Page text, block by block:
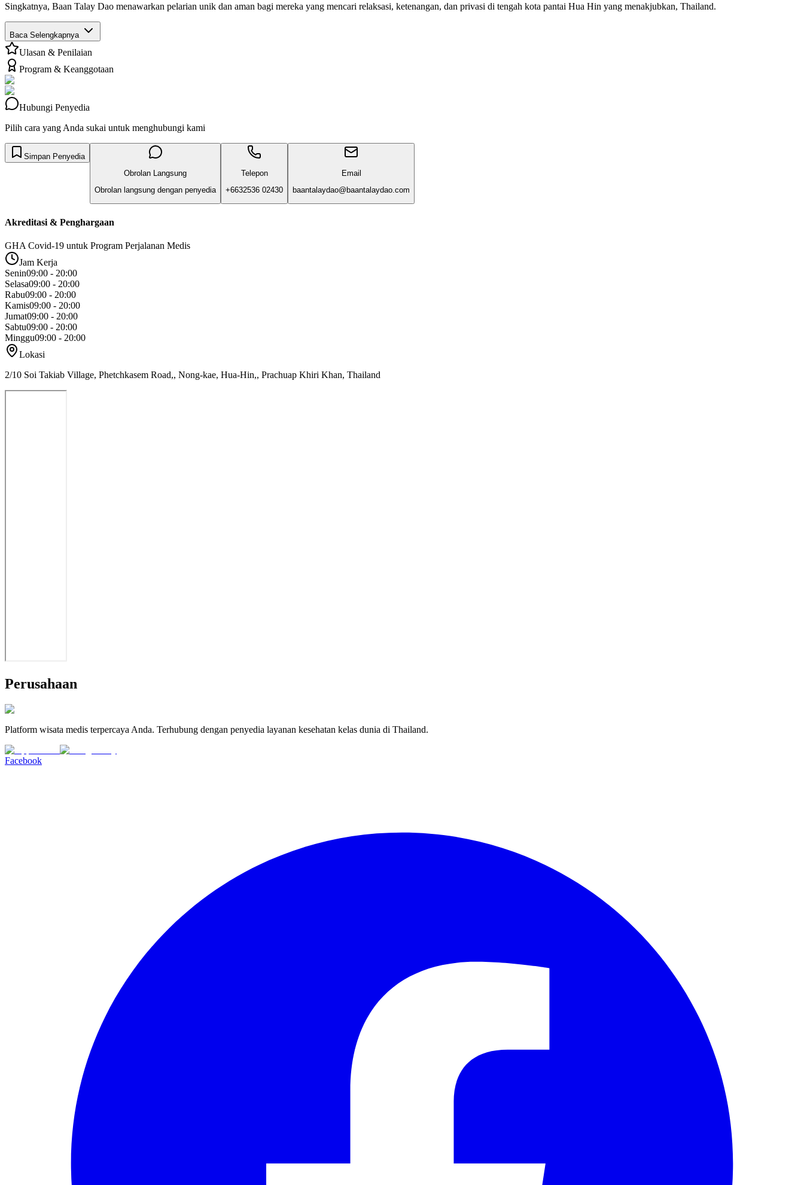
Singkatnya, Baan Talay Dao menawarkan pelarian unik dan aman bagi mereka yang mencari relaksasi, ketenangan, dan privasi di tengah kota pantai Hua Hin yang menakjubkan, Thailand.
Baca Selengkapnya
Ulasan & Penilaian
Program & Keanggotaan
Hubungi Penyedia
Pilih cara yang Anda sukai untuk menghubungi kami
Simpan Penyedia
Obrolan Langsung
Obrolan langsung dengan penyedia
Telepon
+6632536 02430
Email
baantalaydao@baantalaydao.com
Akreditasi & Penghargaan
GHA Covid-19 untuk Program Perjalanan Medis
Jam Kerja
Senin09:00 - 20:00
Selasa09:00 - 20:00
Rabu09:00 - 20:00
Kamis09:00 - 20:00
Jumat09:00 - 20:00
Sabtu09:00 - 20:00
Minggu09:00 - 20:00
Lokasi
2/10 Soi Takiab Village, Phetchkasem Road,, Nong-kae, Hua-Hin,, Prachuap Khiri Khan, Thailand
Perusahaan
Platform wisata medis terpercaya Anda. Terhubung dengan penyedia layanan kesehatan kelas dunia di Thailand.
Facebook